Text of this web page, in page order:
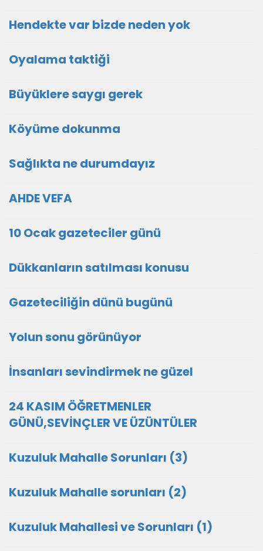
Hendekte var bizde neden yok
Oyalama taktiği
Büyüklere saygı gerek
Köyüme dokunma
Sağlıkta ne durumdayız
AHDE VEFA
10 Ocak gazeteciler günü
Dükkanların satılması konusu
Gazeteciliğin dünü bugünü
Yolun sonu görünüyor
İnsanları sevindirmek ne güzel
24 KASIM ÖĞRETMENLER
GÜNÜ,SEVİNÇLER VE ÜZÜNTÜLER
Kuzuluk Mahalle Sorunları (3)
Kuzuluk Mahalle sorunları (2)
Kuzuluk Mahallesi ve Sorunları (1)